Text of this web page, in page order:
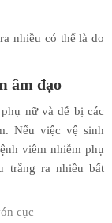
nhiều có thể là do
âm đạo
nữ và dễ bị các
Nếu việc vệ sinh
viêm nhiễm phụ
trắng ra nhiều bất
cục